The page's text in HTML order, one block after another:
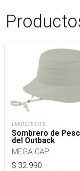
LMO120511FE
Sombrero de
del Outback
MEGA CAP
$ 32.990